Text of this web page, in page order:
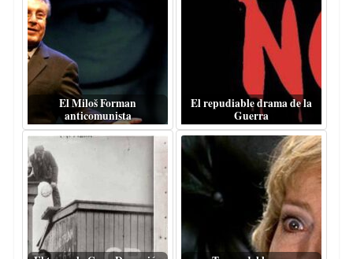
El Miloš Forman
anticomunista
El repudiable drama de la
Guerra